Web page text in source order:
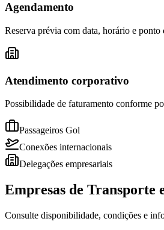
Agendamento
Reserva prévia com data, horário e ponto
Atendimento corporativo
Possibilidade de faturamento conforme
Passageiros Gol
Conexões internacionais
Delegações empresariais
Empresas de Transporte
Consulte disponibilidade, condições e